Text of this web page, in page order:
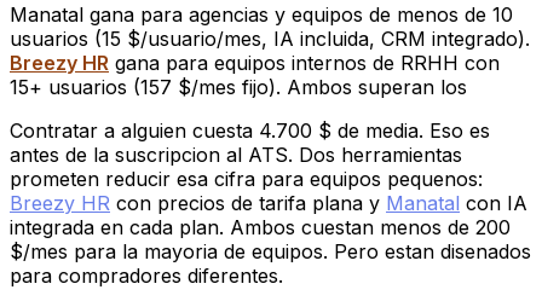
Manatal gana para agencias y equipos de menos de 10
usuarios (15 $/usuario/mes, IA incluida, CRM integrado).
Breezy HR gana para equipos internos de RRHH con
15+ usuarios (157 $/mes fijo). Ambos superan los
Contratar a alguien cuesta 4.700 $ de media. Eso es
antes de la suscripcion al ATS. Dos herramientas
prometen reducir esa cifra para equipos pequenos:
Breezy HR con precios de tarifa plana y Manatal con IA
integrada en cada plan. Ambos cuestan menos de 200
$/mes para la mayoria de equipos. Pero estan disenados
para compradores diferentes.